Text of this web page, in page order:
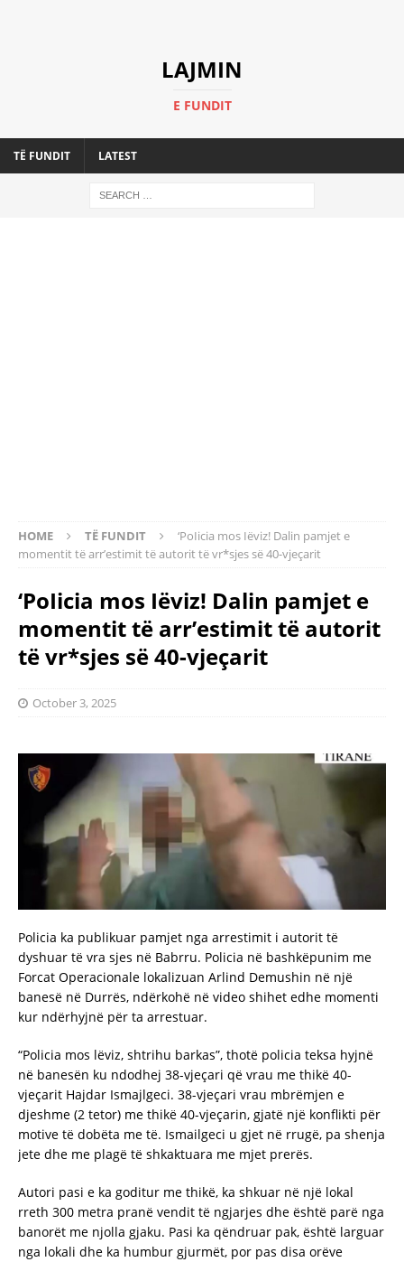
LAJMIN
E FUNDIT
TË FUNDIT LATEST
HOME TË FUNDIT
‘PoIicia mos Iëviz! Dalin pamjet e
momentit të arr’estimit të autorit të vr*sjes së 40-vjeçarit
‘PoIicia mos Iëviz! Dalin pamjet e
momentit të arr’estimit të autorit
të vr*sjes së 40-vjeçarit
October 3, 2025
Policia ka publikuar pamjet nga arrestimit i autorit të
dyshuar të vra sjes në Babrru. Policia në bashkëpunim me
Forcat Operacionale lokalizuan Arlind Demushin në një
banesë në Durrës, ndërkohë në video shihet edhe momenti
kur ndërhyjnë për ta arrestuar.
“Policia mos lëviz, shtrihu barkas”, thotë policia teksa hyjnë
në banesën ku ndodhej 38-vjeçari që vrau me thikë 40-
vjeçarit Hajdar Ismajlgeci. 38-vjeçari vrau mbrëmjen e
djeshme (2 tetor) me thikë 40-vjeçarin, gjatë një konflikti për
motive të dobëta me të. Ismailgeci u gjet në rrugë, pa shenja
jete dhe me plagë të shkaktuara me mjet prerës.
Autori pasi e ka goditur me thikë, ka shkuar në një lokal
rreth 300 metra pranë vendit të ngjarjes dhe është parë nga
banorët me njolla gjaku. Pasi ka qëndruar pak, është larguar
nga lokali dhe ka humbur gjurmët, por pas disa orëve